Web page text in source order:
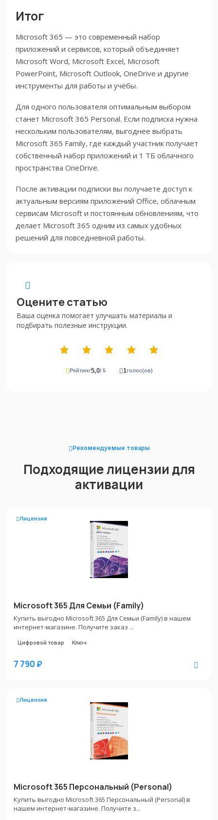
Итог
Microsoft 365 — это современный набор
приложений и сервисов, который объединяет
Microsoft Word, Microsoft Excel, Microsoft
PowerPoint, Microsoft Outlook, OneDrive и другие
инструменты для работы и учёбы.
Для одного пользователя оптимальным выбором
станет Microsoft 365 Personal. Если подписка нужна
нескольким пользователям, выгоднее выбрать
Microsoft 365 Family, где каждый участник получает
собственный набор приложений и 1 ТБ облачного
пространства OneDrive.
После активации подписки вы получаете доступ к
актуальным версиям приложений Office, облачным
сервисам Microsoft и постоянным обновлениям, что
делает Microsoft 365 одним из самых удобных
решений для повседневной работы.
Оцените статью
Ваша оценка помогает улучшать материалы и
подбирать полезные инструкции.
Рейтинг5,0/ 5 1голос(ов)
Рекомендуемые товары
Подходящие лицензии для
активации
Лицензия
Microsoft 365 Для Семьи (Family)
Купить выгодно Microsoft 365 Для Семьи (Family) в нашем
интернет-магазине. Получите заказ ...
Цифровой товар Ключ
7 790 ₽
Лицензия
Microsoft 365 Персональный (Personal)
Купить выгодно Microsoft 365 Персональный (Personal) в
нашем интернет-магазине. Получите з...